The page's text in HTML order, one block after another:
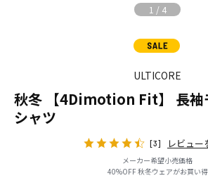
1 / 4
ULTICORE
秋冬 【4Dimotion Fit】 長袖
シャツ
[3] レビュー
メーカー希望小売価格
40%OFF 秋冬ウェアがお買い得